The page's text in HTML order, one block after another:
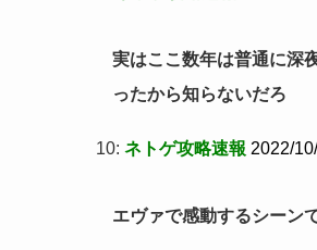
実はここ数年は普通に深
ったから知らないだろ
10: ネトゲ攻略速報 2022/
エヴァで感動するシーン